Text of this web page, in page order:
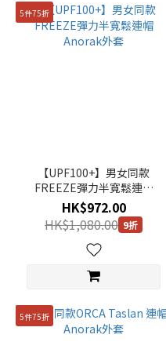
5件75折
【UPF100+】男女同款
FREEZE彈力半寬鬆連帽
Anorak外套
HK$972.00
HK$1,080.00 9折
5件75折